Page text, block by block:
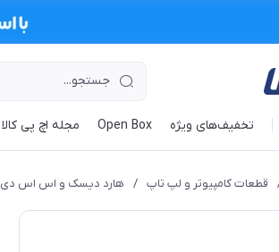
تخفیف‌های ویژه Open Box مجله اچ پی کالا
قطعات کامپیوتر و لپ تاپ / هارد دیسک و اس اس دی